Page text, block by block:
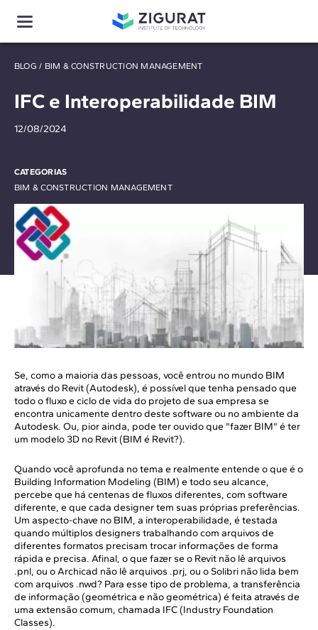
BLOG / BIM & CONSTRUCTION MANAGEMENT
IFC e Interoperabilidade BIM
12/08/2024
CATEGORIAS
BIM & CONSTRUCTION MANAGEMENT
Se, como a maioria das pessoas, você entrou no mundo BIM
através do Revit (Autodesk), é possível que tenha pensado que
todo o fluxo e ciclo de vida do projeto de sua empresa se
encontra unicamente dentro deste software ou no ambiente da
Autodesk. Ou, pior ainda, pode ter ouvido que "fazer BIM" é ter
um modelo 3D no Revit (BIM é Revit?).
Quando você aprofunda no tema e realmente entende o que é o
Building Information Modeling (BIM) e todo seu alcance,
percebe que há centenas de fluxos diferentes, com software
diferente, e que cada designer tem suas próprias preferências.
Um aspecto-chave no BIM, a interoperabilidade, é testada
quando múltiplos designers trabalhando com arquivos de
diferentes formatos precisam trocar informações de forma
rápida e precisa. Afinal, o que fazer se o Revit não lê arquivos
.pnl, ou o Archicad não lê arquivos .prj, ou o Solibri não lida bem
com arquivos .nwd? Para esse tipo de problema, a transferência
de informação (geométrica e não geométrica) é feita através de
uma extensão comum, chamada IFC (Industry Foundation
Classes).